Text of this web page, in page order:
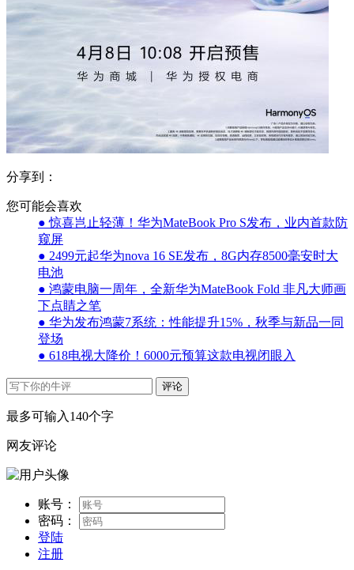
分享到：
您可能会喜欢
● 惊喜岂止轻薄！华为MateBook Pro S发布，业内首款防
窥屏
● 2499元起华为nova 16 SE发布，8G内存8500毫安时大
电池
● 鸿蒙电脑一周年，全新华为MateBook Fold 非凡大师画
下点睛之笔
● 华为发布鸿蒙7系统：性能提升15%，秋季与新品一同
登场
● 618电视大降价！6000元预算这款电视闭眼入
评论
最多可输入140个字
网友评论
账号：
密码：
登陆
注册